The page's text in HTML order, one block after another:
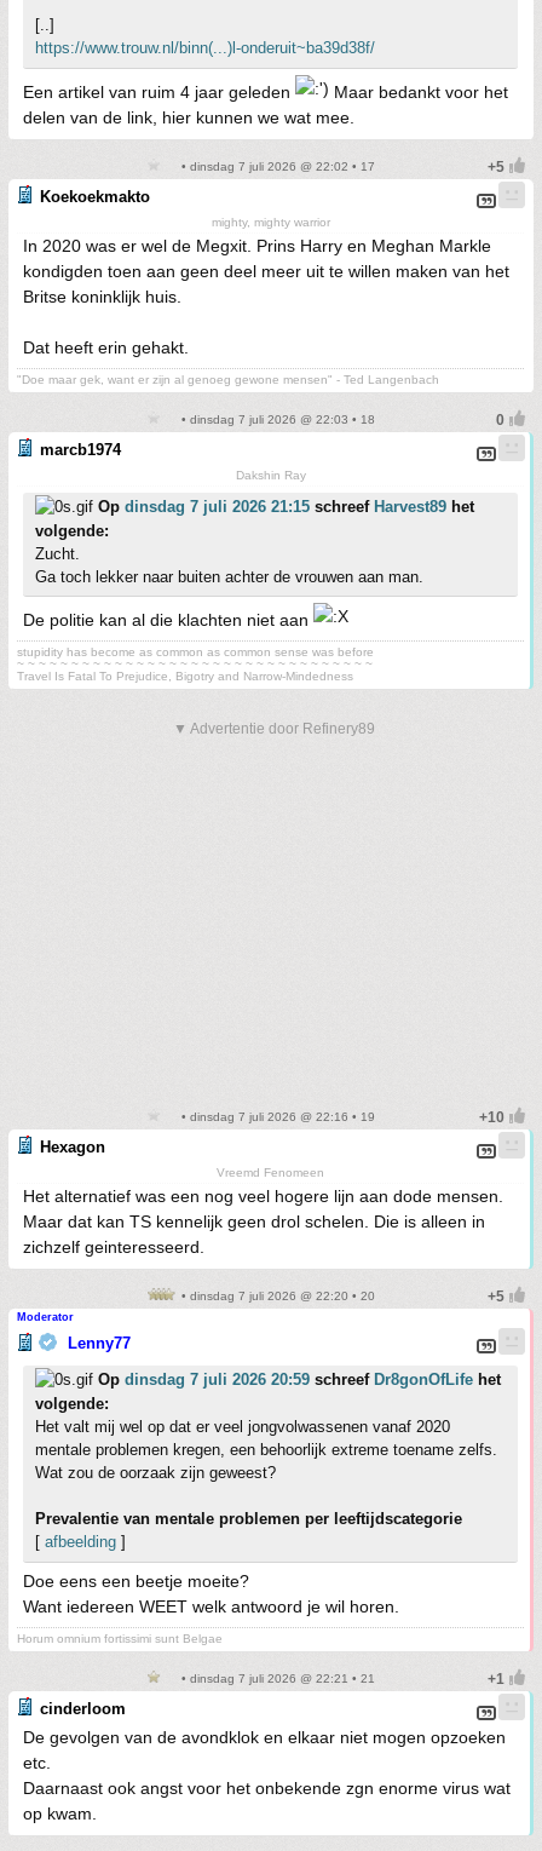
[..]
https://www.trouw.nl/binn(...)l-onderuit~ba39d38f/
Een artikel van ruim 4 jaar geleden
Maar bedankt voor het
delen van de link, hier kunnen we wat mee.
• dinsdag 7 juli 2026 @ 22:02 • 17
Koekoekmakto
mighty, mighty warrior
In 2020 was er wel de Megxit. Prins Harry en Meghan Markle
kondigden toen aan geen deel meer uit te willen maken van het
Britse koninklijk huis.
Dat heeft erin gehakt.
"Doe maar gek, want er zijn al genoeg gewone mensen" - Ted Langenbach
• dinsdag 7 juli 2026 @ 22:03 • 18
marcb1974
Dakshin Ray
Op dinsdag 7 juli 2026 21:15 schreef Harvest89 het
volgende:
Zucht.
Ga toch lekker naar buiten achter de vrouwen aan man.
De politie kan al die klachten niet aan
stupidity has become as common as common sense was before
~ ~ ~ ~ ~ ~ ~ ~ ~ ~ ~ ~ ~ ~ ~ ~ ~ ~ ~ ~ ~ ~ ~ ~ ~ ~ ~ ~ ~ ~ ~ ~ ~
Travel Is Fatal To Prejudice, Bigotry and Narrow-Mindedness
▼ Advertentie door Refinery89
• dinsdag 7 juli 2026 @ 22:16 • 19
Hexagon
Vreemd Fenomeen
Het alternatief was een nog veel hogere lijn aan dode mensen.
Maar dat kan TS kennelijk geen drol schelen. Die is alleen in
zichzelf geinteresseerd.
• dinsdag 7 juli 2026 @ 22:20 • 20
Moderator
Lenny77
Op dinsdag 7 juli 2026 20:59 schreef Dr8gonOfLife het
volgende:
Het valt mij wel op dat er veel jongvolwassenen vanaf 2020
mentale problemen kregen, een behoorlijk extreme toename zelfs.
Wat zou de oorzaak zijn geweest?
Prevalentie van mentale problemen per leeftijdscategorie
[ afbeelding ]
Doe eens een beetje moeite?
Want iedereen WEET welk antwoord je wil horen.
Horum omnium fortissimi sunt Belgae
• dinsdag 7 juli 2026 @ 22:21 • 21
cinderloom
De gevolgen van de avondklok en elkaar niet mogen opzoeken
etc.
Daarnaast ook angst voor het onbekende zgn enorme virus wat
op kwam.